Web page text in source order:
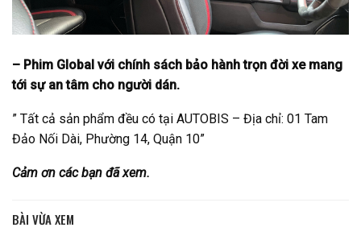
– Phim Global với chính sách bảo hành trọn đời xe mang
tới sự an tâm cho người dán.
” Tất cả sản phẩm đều có tại AUTOBIS – Địa chỉ: 01 Tam
Đảo Nối Dài, Phường 14, Quận 10”
Cảm ơn các bạn đã xem.
BÀI VỪA XEM